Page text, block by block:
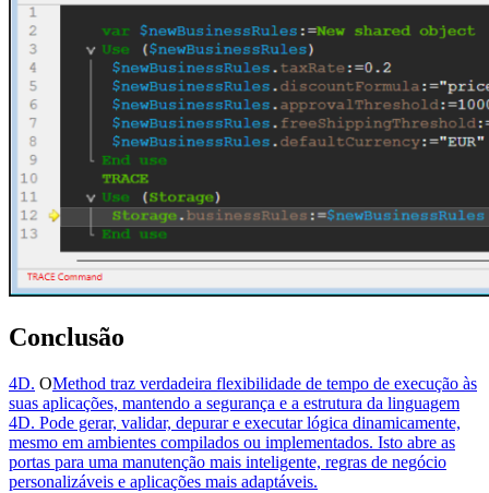
Conclusão
4D. OMethod traz verdadeira flexibilidade de tempo de execução às
suas aplicações, mantendo a segurança e a estrutura da linguagem
4D. Pode gerar, validar, depurar e executar lógica dinamicamente,
mesmo em ambientes compilados ou implementados. Isto abre as
portas para uma manutenção mais inteligente, regras de negócio
personalizáveis e aplicações mais adaptáveis.